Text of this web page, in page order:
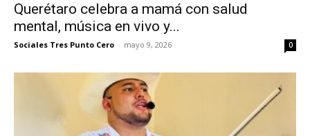
Querétaro celebra a mamá con salud
mental, música en vivo y...
Sociales Tres Punto Cero - mayo 9, 2026 0